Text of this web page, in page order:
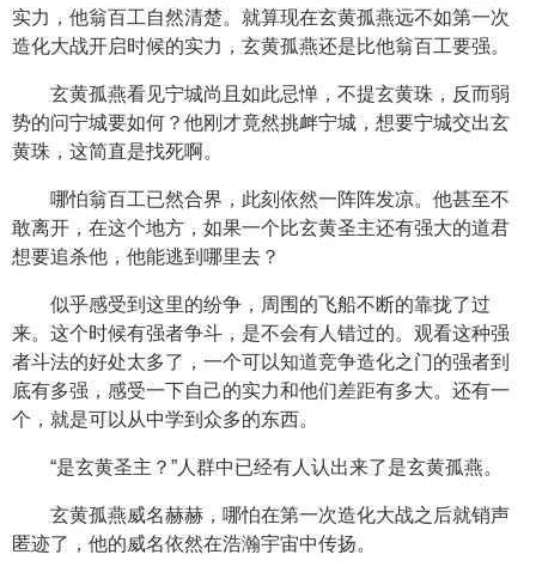
实力，他翁百工自然清楚。就算现在玄黄孤燕远不如第一次
造化大战开启时候的实力，玄黄孤燕还是比他翁百工要强。
玄黄孤燕看见宁城尚且如此忌惮，不提玄黄珠，反而弱
势的问宁城要如何？他刚才竟然挑衅宁城，想要宁城交出玄
黄珠，这简直是找死啊。
哪怕翁百工已然合界，此刻依然一阵阵发凉。他甚至不
敢离开，在这个地方，如果一个比玄黄圣主还有强大的道君
想要追杀他，他能逃到哪里去？
似乎感受到这里的纷争，周围的飞船不断的靠拢了过
来。这个时候有强者争斗，是不会有人错过的。观看这种强
者斗法的好处太多了，一个可以知道竞争造化之门的强者到
底有多强，感受一下自己的实力和他们差距有多大。还有一
个，就是可以从中学到众多的东西。
“是玄黄圣主？”人群中已经有人认出来了是玄黄孤燕。
玄黄孤燕威名赫赫，哪怕在第一次造化大战之后就销声
匿迹了，他的威名依然在浩瀚宇宙中传扬。